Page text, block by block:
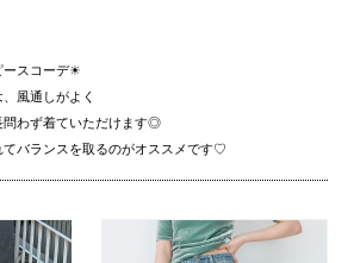
ースコーデ☀︎
風通しがよく
問わず着ていただけます◎
てバランスを取るのがオススメです♡